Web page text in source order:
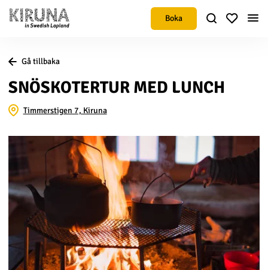
Boka
Gå tillbaka
SNÖSKOTERTUR MED LUNCH
Timmerstigen 7, Kiruna